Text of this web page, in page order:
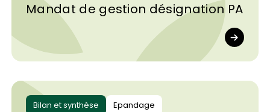
Mandat de gestion désignation PA
Bilan et synthèse
Epandage